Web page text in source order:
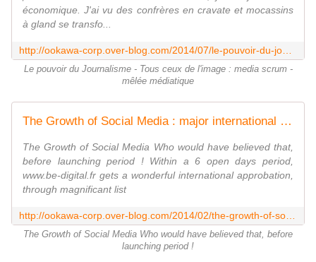
économique. J'ai vu des confrères en cravate et mocassins
à gland se transfo...
Le pouvoir du Journalisme - Tous ceux de l'image : media scrum -
mêlée médiatique
The Growth of Social Media : major international interest - OOKAWA Corp.
The Growth of Social Media Who would have believed that,
before launching period ! Within a 6 open days period,
www.be-digital.fr gets a wonderful international approbation,
through magnificant list
The Growth of Social Media Who would have believed that, before
launching period !